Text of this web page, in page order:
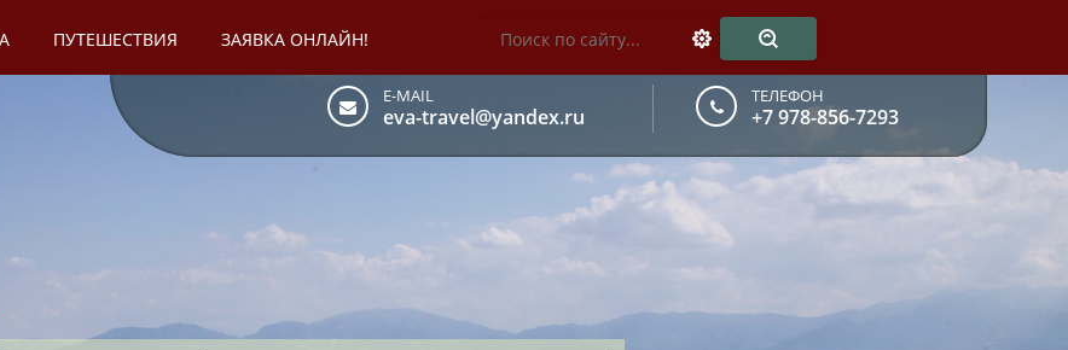
ТЕЛЕФОН
+7 978-856-7293
E-MAIL
eva-travel@yandex.ru
ПУТЕШЕСТВИЯ ЗАЯВКА ОНЛАЙН!